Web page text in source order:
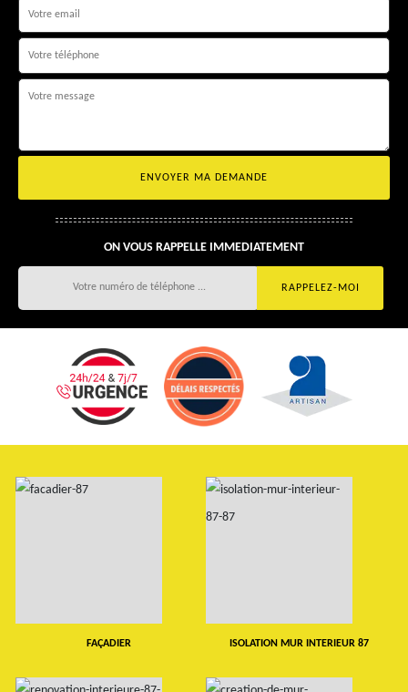
ON VOUS RAPPELLE IMMEDIATEMENT
FAÇADIER ISOLATION MUR INTERIEUR 87